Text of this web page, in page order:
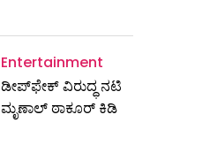
Entertainment
ಡೀಪ್‌ಫೇಕ್ ವಿರುದ್ಧ ನಟಿ
ಮೃಣಾಲ್ ಠಾಕೂರ್ ಕಿಡಿ